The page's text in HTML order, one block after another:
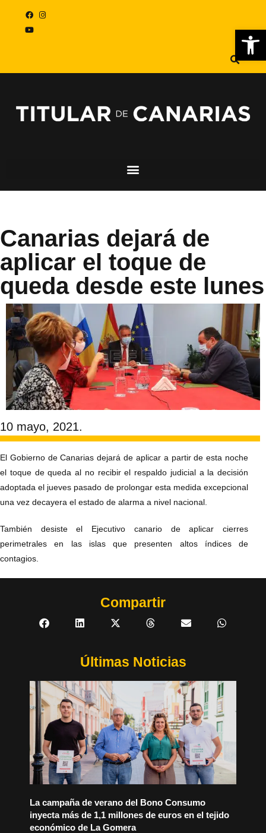
Canarias dejará de
aplicar el toque de
queda desde este lunes
10 mayo, 2021.
El Gobierno de Canarias dejará de aplicar a partir de esta noche
el toque de queda al no recibir el respaldo judicial a la decisión
adoptada el jueves pasado de prolongar esta medida excepcional
una vez decayera el estado de alarma a nivel nacional.
También desiste el Ejecutivo canario de aplicar cierres
perimetrales en las islas que presenten altos índices de
contagios.
Compartir
Últimas Noticias
La campaña de verano del Bono Consumo
inyecta más de 1,1 millones de euros en el tejido
económico de La Gomera